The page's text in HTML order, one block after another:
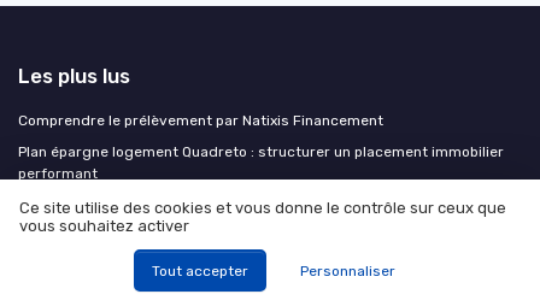
Les plus lus
Comprendre le prélèvement par Natixis Financement
Plan épargne logement Quadreto : structurer un placement immobilier
performant
Mutavie livret vie : tout ce que vous devez savoir
Obtenir un crédit au Luxembourg en tant que non-résident : ce qu'il faut
Prélèvement SEPA reçu d’un confrère : comment réagir sans paniquer
Ce site utilise des cookies et vous donne le contrôle sur ceux que
vous souhaitez activer
Tout accepter Personnaliser